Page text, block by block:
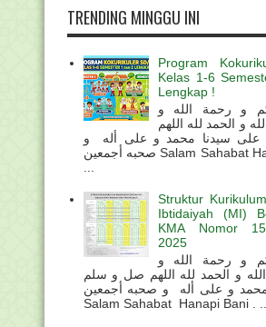
TRENDING MINGGU INI
Program
Kelas 1-6
Lengkap !
و رحمة الله و
و الحمد لله اللهم
سيدنا محمد و على أله و
صحبه أجمعين Salam Sahabat Hanapi Bani .
Struktur
Ibtidaiyah (MI)
KMA Nomor
2025
و رحمة الله و
و الحمد لله اللهم صل و سلم
و على أله و صحبه أجمعين
Salam Sahabat Hanapi Bani .